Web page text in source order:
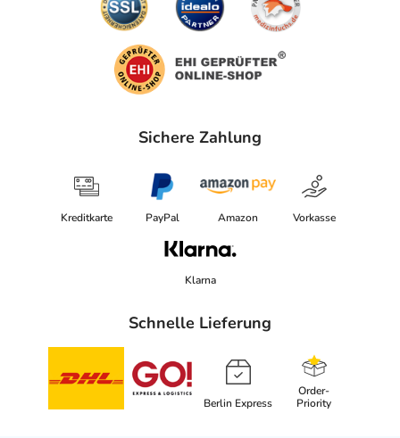
Sichere Zahlung
Kreditkarte PayPal Amazon Vorkasse
Klarna
Schnelle Lieferung
Berlin Express
Order-
Priority